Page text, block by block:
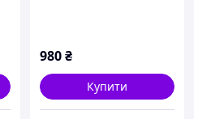
980₴
Купити